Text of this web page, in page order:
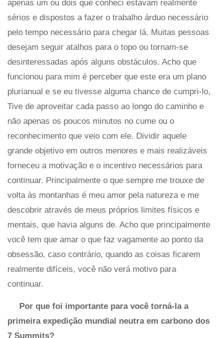
apenas um ou dois que conheci estavam realmente
sérios e dispostos a fazer o trabalho árduo necessário
pelo tempo necessário para chegar lá. Muitas pessoas
desejam seguir atalhos para o topo ou tornam-se
desinteressadas após alguns obstáculos. Acho que
funcionou para mim é perceber que este era um plano
plurianual e se eu tivesse alguma chance de cumpri-lo,
Tive de aproveitar cada passo ao longo do caminho e
não apenas os poucos minutos no cume ou o
reconhecimento que veio com ele. Dividir aquele
grande objetivo em outros menores e mais realizáveis ​​
forneceu a motivação e o incentivo necessários para
continuar. Principalmente o que sempre me trouxe de
volta às montanhas é meu amor pela natureza e me
descobrir através de meus próprios limites físicos e
mentais, que havia alguns de. Acho que principalmente
você tem que amar o que faz vagamente ao ponto da
obsessão, caso contrário, quando as coisas ficarem
realmente difíceis, você não verá motivo para
continuar.
Por que foi importante para você torná-la a
primeira expedição mundial neutra em carbono dos
7 Summits?